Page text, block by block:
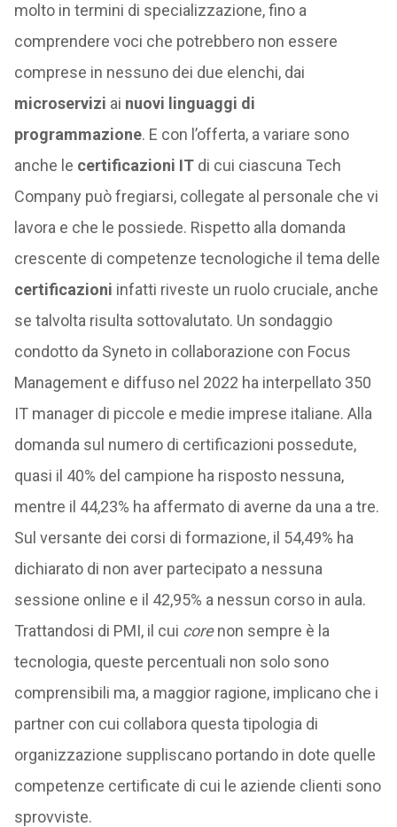
molto in termini di specializzazione, fino a
comprendere voci che potrebbero non essere
comprese in nessuno dei due elenchi, dai
microservizi ai nuovi linguaggi di
programmazione. E con l’offerta, a variare sono
anche le certificazioni ITdi cui ciascuna Tech
Company può fregiarsi, collegate al personale che vi
lavora e che le possiede. Rispetto alla domanda
crescente di competenze tecnologiche il tema delle
certificazioni infatti riveste un ruolo cruciale, anche
se talvolta risulta sottovalutato. Un sondaggio
condotto da Syneto in collaborazione con Focus
Management e diffuso nel 2022 ha interpellato 350
IT manager di piccole e medie imprese italiane. Alla
domanda sul numero di certificazioni possedute,
quasi il 40% del campione ha risposto nessuna,
mentre il 44,23% ha affermato di averne da una a tre.
Sul versante dei corsi di formazione, il 54,49% ha
dichiarato di non aver partecipato a nessuna
sessione online e il 42,95% a nessun corso in aula.
Trattandosi di PMI, il cui corenon sempre è la
tecnologia, queste percentuali non solo sono
comprensibili ma, a maggior ragione, implicano che i
partner con cui collabora questa tipologia di
organizzazione suppliscano portando in dote quelle
competenze certificate di cui le aziende clienti sono
sprovviste.